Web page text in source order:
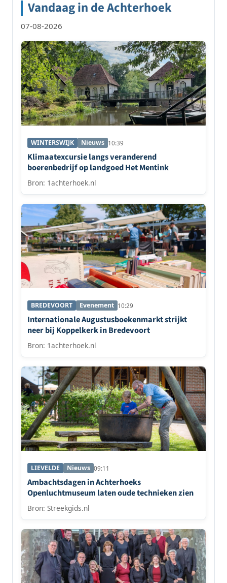
Vandaag in de Achterhoek
07-08-2026
WINTERSWIJK Nieuws 10:39
Klimaatexcursie langs veranderend
boerenbedrijf op landgoed Het Mentink
Bron: 1achterhoek.nl
BREDEVOORT Evenement 10:29
Internationale Augustusboekenmarkt strijkt
neer bij Koppelkerk in Bredevoort
Bron: 1achterhoek.nl
LIEVELDE Nieuws 09:11
Ambachtsdagen in Achterhoeks
Openluchtmuseum laten oude technieken zien
Bron: Streekgids.nl